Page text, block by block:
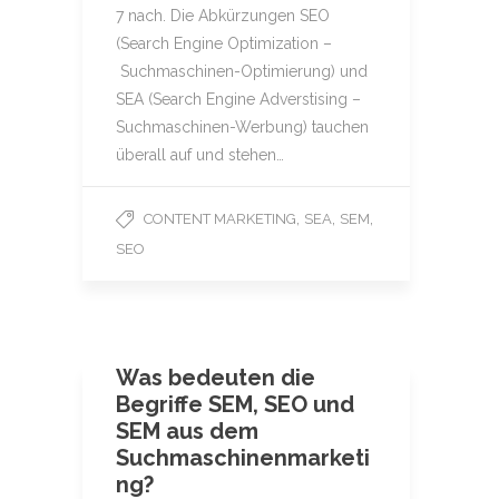
7 nach. Die Abkürzungen SEO
(Search Engine Optimization –
Suchmaschinen-Optimierung) und
SEA (Search Engine Adverstising –
Suchmaschinen-Werbung) tauchen
überall auf und stehen…
CONTENT MARKETING SEA SEM
SEO
Was bedeuten die
Begriffe SEM, SEO und
SEM aus dem
Suchmaschinenmarketi
ng?